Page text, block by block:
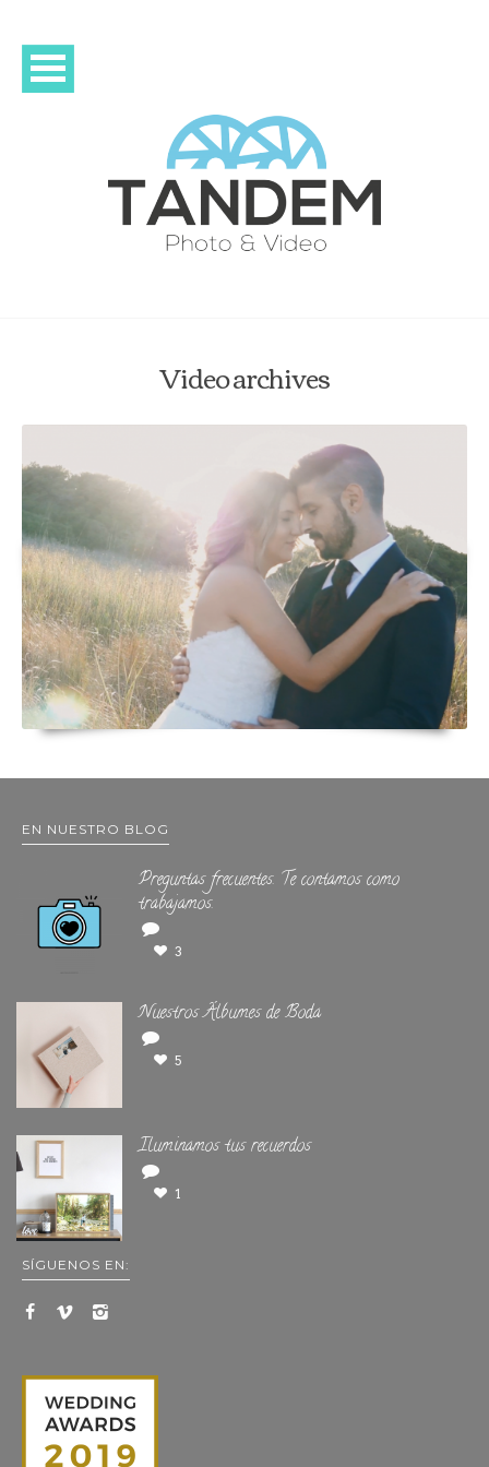
Video archives
EN NUESTRO BLOG
Preguntas frecuentes. Te contamos como
trabajamos.
3
Nuestros Álbumes de Boda
5
Iluminamos tus recuerdos
1
SÍGUENOS EN: